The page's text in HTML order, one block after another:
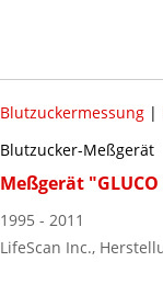
Blutzuckermessung|
Blutzucker-Meßgerät
Meßgerät
1995 - 2011
LifeScan Inc.,